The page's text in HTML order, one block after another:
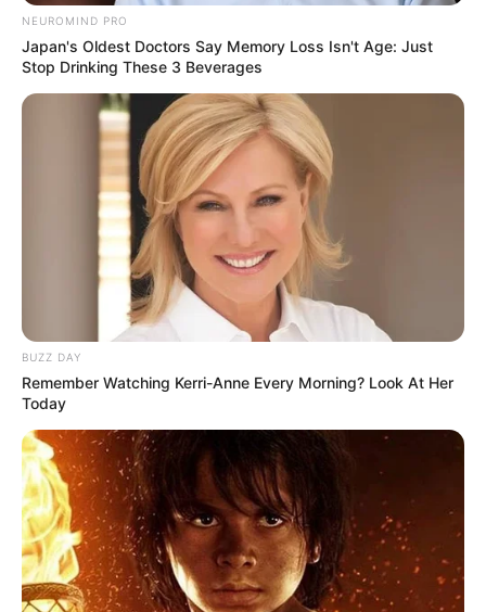
NEUROMIND PRO
Japan's Oldest Doctors Say Memory Loss Isn't Age: Just
Stop Drinking These 3 Beverages
BUZZ DAY
Remember Watching Kerri-Anne Every Morning? Look At Her
Today